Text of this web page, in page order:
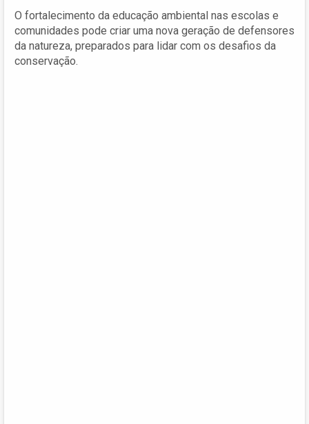
O fortalecimento da educação ambiental nas escolas e
comunidades pode criar uma nova geração de defensores
da natureza, preparados para lidar com os desafios da
conservação.